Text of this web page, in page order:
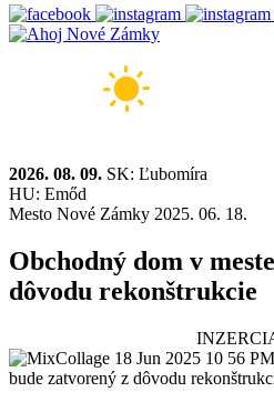
2026. 08. 09. SK: Ľubomíra
HU: Emőd
Mesto Nové Zámky 2025. 06. 18.
Obchodný dom v
dôvodu rekonštrukcie